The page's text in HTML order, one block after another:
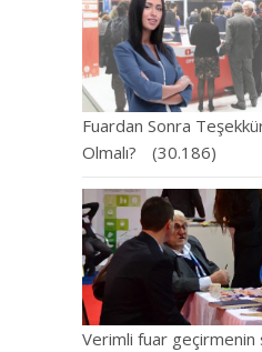
Fuardan Sonra Teşekkür
Olmalı?
(30.186)
Verimli fuar geçirmenin